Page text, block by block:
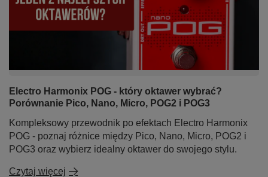
Electro Harmonix POG - który oktawer wybrać?
Porównanie Pico, Nano, Micro, POG2 i POG3
Kompleksowy przewodnik po efektach Electro Harmonix
POG - poznaj różnice między Pico, Nano, Micro, POG2 i
POG3 oraz wybierz idealny oktawer do swojego stylu.
Czytaj więcej